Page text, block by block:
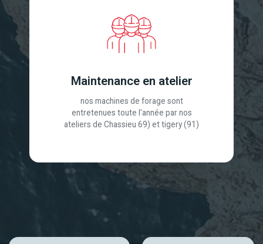
Maintenance en atelier
nos machines de forage sont
entretenues toute l'année par nos
ateliers de Chassieu 69) et tigery (91)